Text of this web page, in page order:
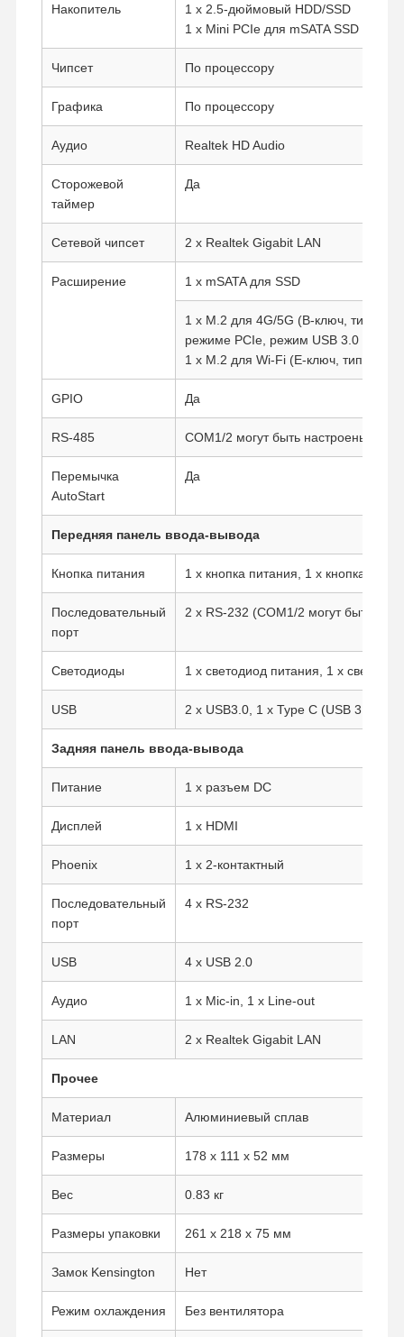
Главная
Страница
Продукция
Контроль
Качества
Контактные
Данные
Побеседуйте
Теперь
POE Мини-ПК
NAS Mini PC
Celeron Mini ПК
Core Mini PC
Офисный мини ПК
Промышленная материнская плата
Материнская плата для межсетевого экрана
Накопитель
1 x 2.5-дюймовый HDD/SSD
1 x Mini PCIe для mSATA SSD
Чипсет По процессору
Графика По процессору
Аудио Realtek HD Audio
Сторожевой
таймер
Да
Сетевой чипсет 2 x Realtek Gigabit LAN
Расширение 1 x mSATA для SSD
1 x M.2 для 4G/5G (B-ключ, тип:
режиме PCIe, режим USB 3.0
1 x M.2 для Wi-Fi (E-ключ, тип: 2230)
GPIO Да
RS-485 COM1/2 могут быть настроены как
Перемычка
AutoStart
Да
Передняя панель ввода-вывода
Кнопка питания 1 x кнопка питания, 1 x кнопка
Последовательный
порт
2 x RS-232 (COM1/2 могут быть
Светодиоды 1 x светодиод питания, 1 x
USB 2 x USB3.0, 1 x Type C (USB 3.0)
Задняя панель ввода-вывода
Питание 1 x разъем DC
Дисплей 1 x HDMI
Phoenix 1 x 2-контактный
Последовательный
порт
4 x RS-232
USB 4 x USB 2.0
Аудио 1 x Mic-in, 1 x Line-out
LAN 2 x Realtek Gigabit LAN
Прочее
Материал Алюминиевый сплав
Размеры 178 x 111 x 52 мм
Вес 0.83 кг
Размеры упаковки 261 x 218 x 75 мм
Замок Kensington Нет
Режим охлаждения Без вентилятора